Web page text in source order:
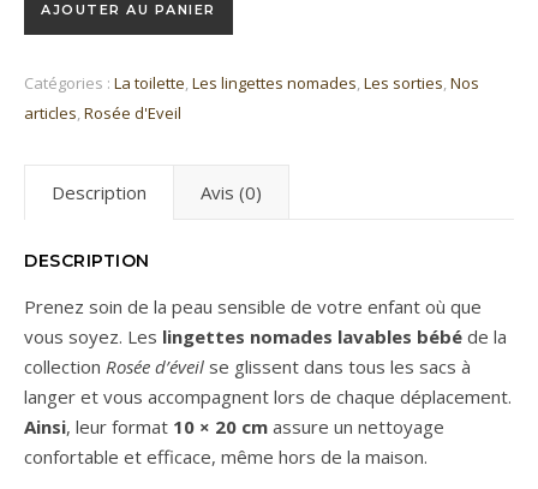
AJOUTER AU PANIER
Catégories : La toilette,Les lingettes nomades,Les sorties,Nos
articles,Rosée d'Eveil
Description Avis (0)
DESCRIPTION
Prenez soin de la peau sensible de votre enfant où que
vous soyez. Les lingettes nomades lavables bébé de la
collection Rosée d’éveil se glissent dans tous les sacs à
langer et vous accompagnent lors de chaque déplacement.
Ainsi, leur format 10 × 20 cm assure un nettoyage
confortable et efficace, même hors de la maison.